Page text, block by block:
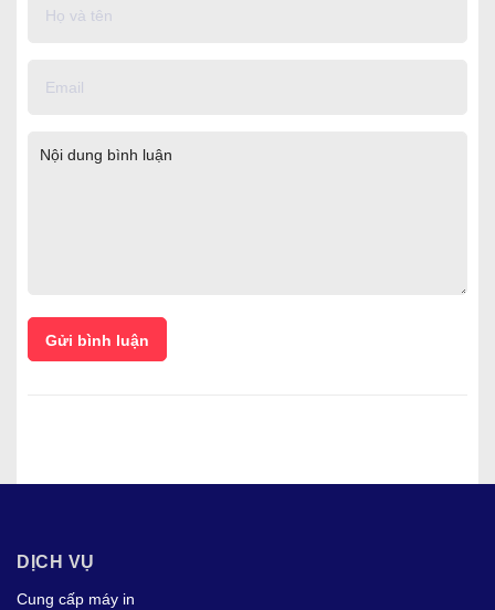
Gửi bình luận
DỊCH VỤ
Cung cấp máy in